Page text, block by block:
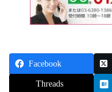
Facebook
Threads